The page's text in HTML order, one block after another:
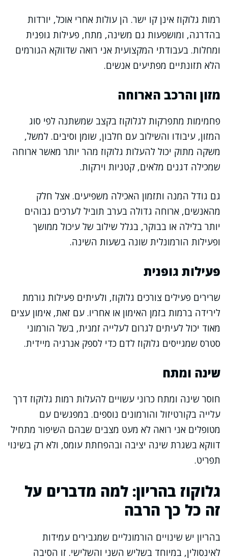
רמות גלוקוז אינן קו ישר. הן עולות אחרי אוכל, יורדות
בהדרגה, ומושפעות גם משינה, מתח, פעילות גופנית
ומחלות. בעבודתי המקצועית אני רואה שדווקא הגורמים
הלא תזונתיים מפתיעים אנשים.
מזון והרכב הארוחה
פחמימות מתפרקות לגלוקוז בקצב שמשתנה לפי סוג
המזון, עיבודו והשילוב עם חלבון, שומן וסיבים. למשל,
משקה מתוק יכול להעלות גלוקוז מהר יותר מאשר ארוחה
שמכילה דגנים מלאים, קטניות וירקות.
גם גודל המנה ותזמון האכילה משפיעים. אצל חלק
מהאנשים, ארוחה גדולה בערב תוביל לערכים גבוהים
יותר בלילה או בבוקר, בגלל שילוב של עיכול ממושך
ופעילות הורמונלית שונה בשעות השינה.
פעילות גופנית
שרירים פעילים צורכים גלוקוז, ולעיתים פעילות גורמת
לירידה ברמות בזמן האימון או אחריו. עם זאת, אימון עצים
מאוד יכול לעיתים לגרום לעלייה זמנית, בשל הורמוני
סטרס שמגייסים גלוקוז לדם כדי לספק אנרגיה מיידית.
שינה ומתח
חוסר שינה ומתח כרוני עשויים להעלות רמות גלוקוז דרך
עלייה בקורטיזול והורמונים נוספים. במפגשים עם
מטופלים אני רואה לא מעט מצבים שבהם השיפור מתחיל
דווקא בשגרת שינה יציבה ובהפחתת עומס, ולא רק בשינוי
תפריט.
גלוקוז בהריון: למה מדברים על
זה כל כך הרבה
בהריון יש שינויים הורמונליים שמגבירים עמידות
לאינסולין, במיוחד בשליש השני והשלישי. זו הסיבה